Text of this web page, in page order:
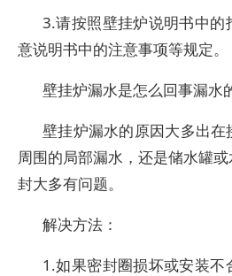
3.请按照壁挂炉说明书中的
意说明书中的注意事项等规定。
壁挂炉漏水是怎么回事漏水
壁挂炉漏水的原因大多出
周围的局部漏水，还是储水罐
封大多有问题。
解决方法：
1.如果密封圈损坏或安装